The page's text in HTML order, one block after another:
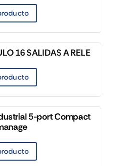
16 SALIDAS A RELE
5-port Compact